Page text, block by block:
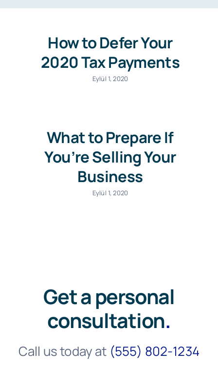
How to Defer Your
2020 Tax Payments
Eylül 1, 2020
What to Prepare If
You’re Selling Your
Business
Eylül 1, 2020
Get a personal
consultation.
Call us today at (555) 802-1234